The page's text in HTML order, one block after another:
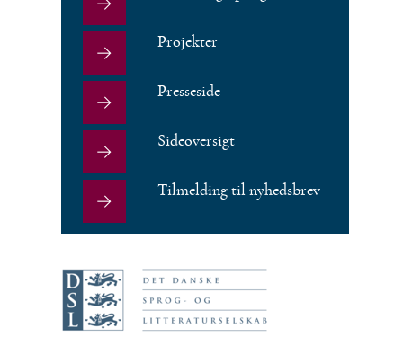
Projekter
Presseside
Sideoversigt
Tilmelding til nyhedsbrev